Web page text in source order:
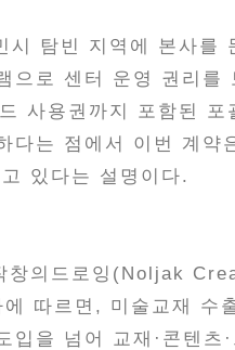
탐빈 지역에 본사를
으로 센터 운영 권리를
사용권까지 포함된 포
다는 점에서 이번 계약
있다는 설명이다.
의드로잉(Noljak
따르면, 미술교재 수
을 넘어 교재·콘텐츠